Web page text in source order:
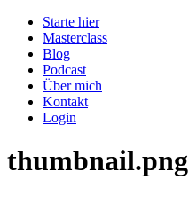
Starte hier
Masterclass
Blog
Podcast
Über mich
Kontakt
Login
thumbnail.png